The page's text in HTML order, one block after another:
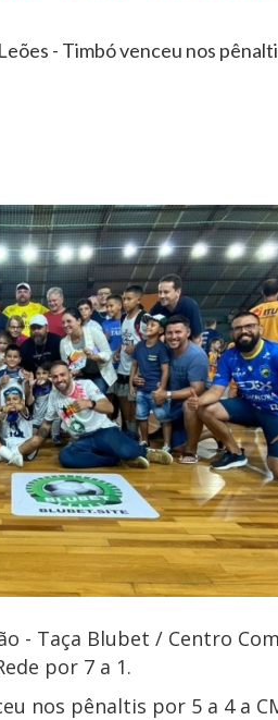
- Timbó venceu nos
- Taça Blubet / Centro
por 7 a 1.
nos pênaltis por 5 a 4 a